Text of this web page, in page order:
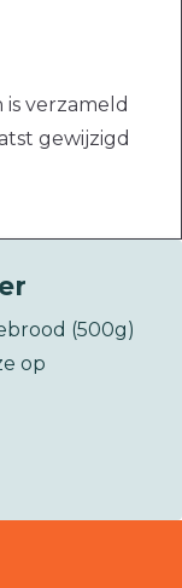
verzameld
gewijzigd
(500g)
op